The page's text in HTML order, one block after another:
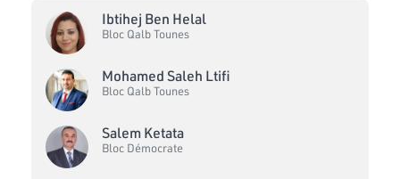
Ibtihej Ben Helal
Bloc Qalb Tounes
Mohamed Saleh Ltifi
Bloc Qalb Tounes
Salem Ketata
Bloc Démocrate